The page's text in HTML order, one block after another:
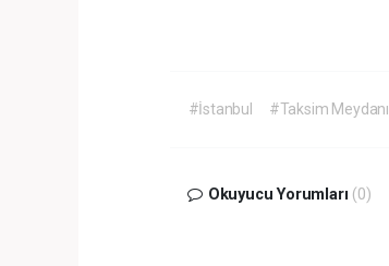
#İstanbul #Taksim Meydanı
Okuyucu Yorumları (0)